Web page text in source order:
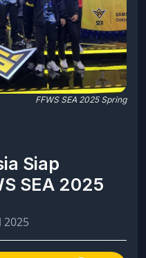
FFWS SEA 2025 Spring
Siap
SEA 2025
2025